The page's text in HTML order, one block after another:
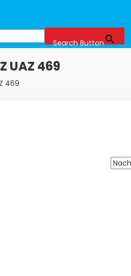
Search Button
UAZ 469
469